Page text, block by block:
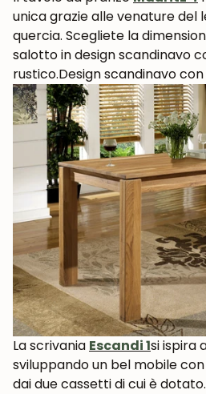
unica grazie alle venature del
quercia. Scegliete la
salotto in design scandinavo
rustico.Design scandinavo
La scrivania Escandi 1si ispira
sviluppando un bel mobile
dai due cassetti di cui è dotato.